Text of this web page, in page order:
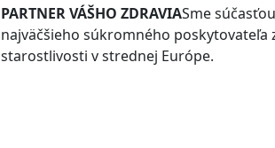
PARTNER VÁŠHO ZDRAVIASme
najväčšieho súkromného poskytovateľa
starostlivosti v strednej Európe.